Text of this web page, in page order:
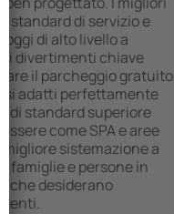
standard di servizio e
di alto livello a
i divertimenti chiave
il parcheggio gratuito
si adatti perfettamente
di standard superiore
come SPA e aree
sistemazione a
famiglie e persone in
che desiderano